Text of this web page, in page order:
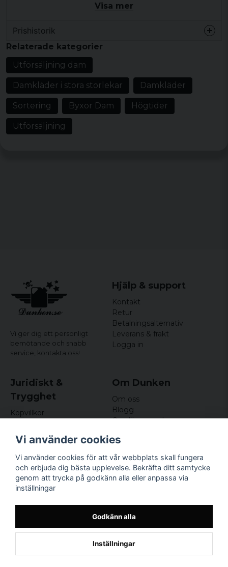
sweatshirt och sneakers för en avslappnad outfit som
Design/detaljer:
bladmotiv, bred midjeresår, dragsko, fickor,
rak benform
Mönster/motiv: Blad
Stil/känsla:Avslappnad vardagsstil
Färg:Svart & vit
Material:100 % viscose
Visa mer
Prishistorik
Relaterade kategorier
Utförsäljning dam
Damkläder i stora storlekar Damkläder
Sortering Byxor Dam Högtider
Utförsäljning
Vi ger dig ett personligt
bemötande och snabb
service, kontakta oss!
Hjälp & support
Kontakt
Retur
Betalningsalternativ
Leverans & frakt
Logga in
Juridiskt &
Trygghet
Köpvillkor
Om cookies
Om Dunken
Om oss
Blogg
Omdömen och
Nyhetsbrev
Kundklubb
Företagsuppgifter
Odd Sailor AB
Hamnplan 8, 29495
Sölvesborg
Vi använder cookies
Vi använder cookies för att vår webbplats skall fungera
och erbjuda dig bästa upplevelse. Bekräfta ditt samtycke
genom att trycka på godkänn alla eller anpassa via
inställningar
Godkänn alla
Inställningar